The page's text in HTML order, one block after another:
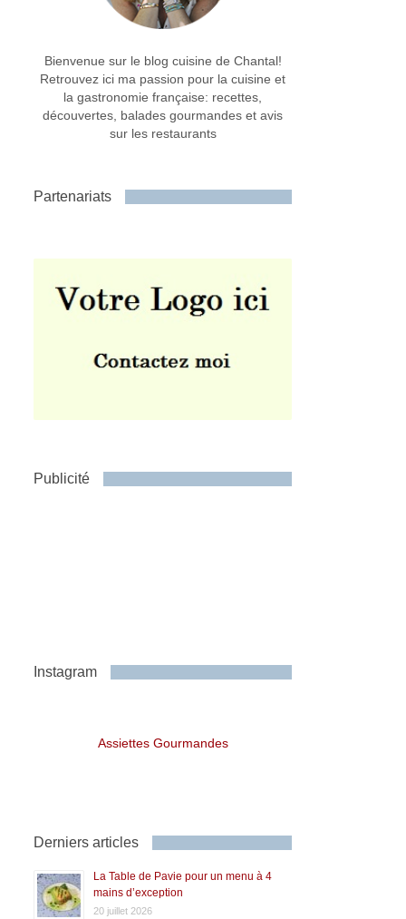
Bienvenue sur le blog cuisine de Chantal!
Retrouvez ici ma passion pour la cuisine et
la gastronomie française: recettes,
découvertes, balades gourmandes et avis
sur les restaurants
Partenariats
Publicité
Instagram
Assiettes Gourmandes
Derniers articles
La Table de Pavie pour un menu à 4
mains d’exception
20 juillet 2026